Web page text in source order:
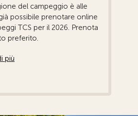
del campeggio è alle
possibile prenotare online
TCS per il 2026. Prenota
preferito.
più